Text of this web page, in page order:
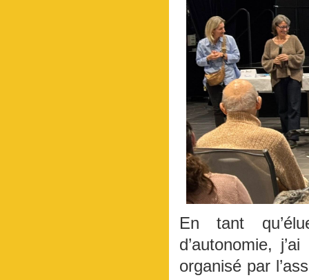
En tant
d’autonomie,
organisé par